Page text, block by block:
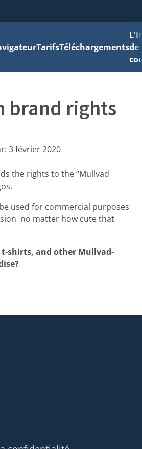
TarifsTéléchargementsde
brand rights
3 février 2020
the rights to the “Mullvad
used for commercial purposes
no matter how cute that
t-shirts, and other Mullvad-